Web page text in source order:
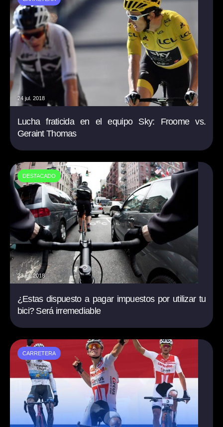
24 jul. 2018
Lucha fraticida en el equipo Sky: Froome vs.
Geraint Thomas
DESTACADO
23 jul. 2018
¿Estas dispuesto a pagar impuestos por utilizar tu
bici? Será irremediable
CARRETERA